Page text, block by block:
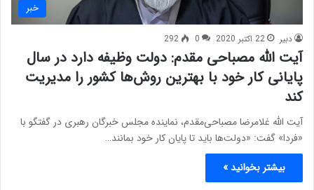
خبر
دبیر 22 اکتبر 2020 0
292
آیت الله مصباحی مقدم: دولت وظیفه دارد در سال
پایانی کار خود با بهترین روش‌ها کشور را مدیریت
کند
آیت الله غلامرضا مصباحی‌مقدم، نماینده مجلس خبرگان رهبری در گفتگو با
«فردا» گفت: «دولت‌ها باید تا پایان کار خود بمانند…
بیشتر بخوانید »